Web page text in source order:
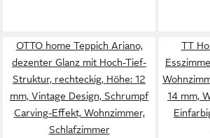
OTTO home Teppich Ariano,
dezenter Glanz mit Hoch-Tief-
Struktur, rechteckig, Höhe: 12
mm, Vintage Design, Schrumpf
Carving-Effekt, Wohnzimmer,
Schlafzimmer
TT
14 mm,